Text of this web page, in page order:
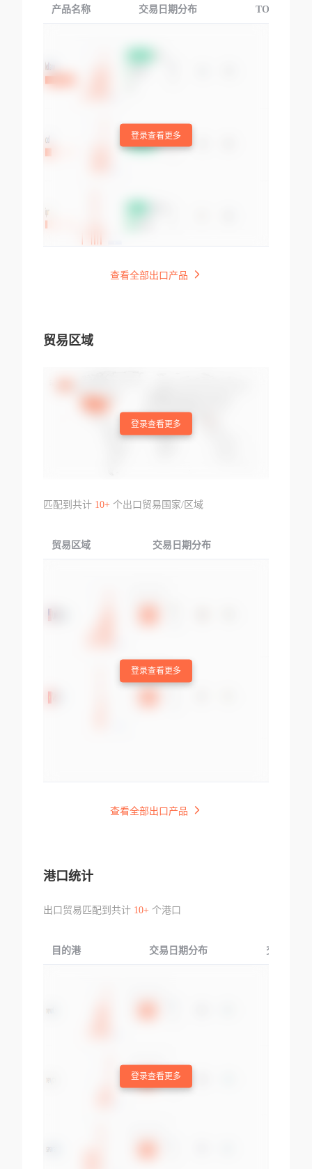
产品名称 交易日期分布 TOP3交易国
登录查看更多
查看全部出口产品
贸易区域
登录查看更多
匹配到共计 10+个出口贸易国家/区域
贸易区域 交易日期分布
登录查看更多
查看全部出口产品
港口统计
出口贸易匹配到共计 10+个港口
目的港 交易日期分布 交易产品
登录查看更多